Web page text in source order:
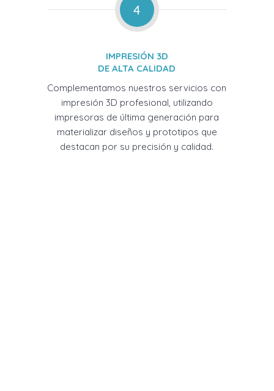
4
IMPRESIÓN 3D
DE ALTA CALIDAD
Complementamos nuestros servicios con
impresión 3D profesional, utilizando
impresoras de última generación para
materializar diseños y prototipos que
destacan por su precisión y calidad.